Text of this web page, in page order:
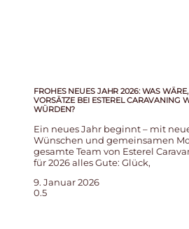
FROHES NEUES JAHR 2026: WAS
VORSÄTZE BEI ESTEREL CARAVANING
WÜRDEN?
Ein neues Jahr beginnt – mit
Wünschen und gemeinsamen
gesamte Team von Esterel
für 2026 alles Gute: Glück,
9. Januar 2026